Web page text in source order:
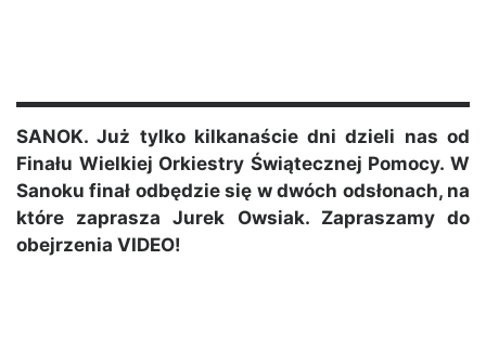
SANOK. Już tylko kilkanaście dni dzieli nas od
Finału Wielkiej Orkiestry Świątecznej Pomocy. W
Sanoku finał odbędzie się w dwóch odsłonach, na
które zaprasza Jurek Owsiak. Zapraszamy do
obejrzenia VIDEO!